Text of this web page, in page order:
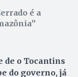
é a
de o Tocantins
do governo, já